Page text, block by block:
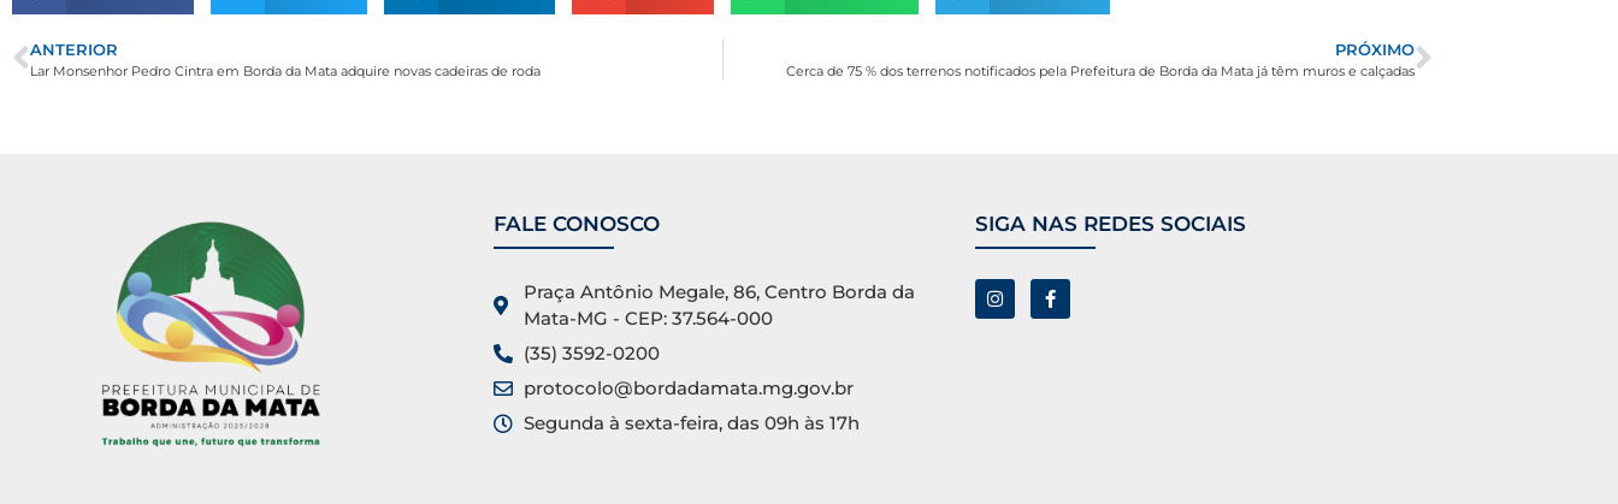
ANTERIOR
Lar Monsenhor Pedro Cintra em Borda da Mata adquire novas cadeiras de roda
PRÓXIMO
Cerca de 75 % dos terrenos notificados pela Prefeitura de Borda da Mata já têm muros e calçadas
FALE CONOSCO
Praça Antônio Megale, 86, Centro Borda da
Mata-MG - CEP: 37.564-000
(35) 3592-0200
protocolo@bordadamata.mg.gov.br
Segunda à sexta-feira, das 09h às 17h
SIGA NAS REDES SOCIAIS